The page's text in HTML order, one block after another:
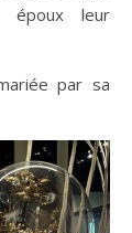
époux leur
par sa